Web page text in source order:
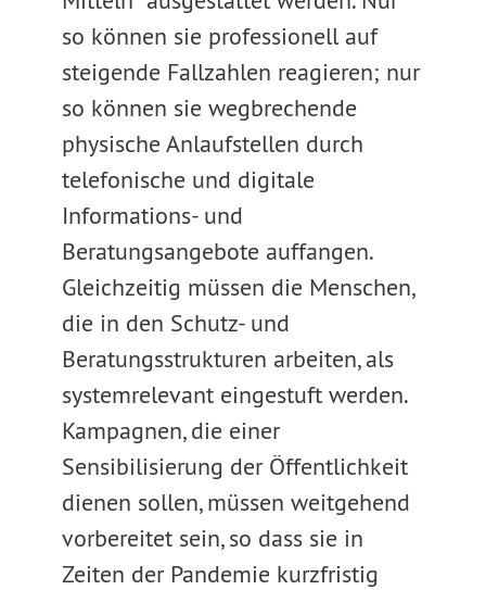
so können sie professionell auf
steigende Fallzahlen reagieren; nur
so können sie wegbrechende
physische Anlaufstellen durch
telefonische und digitale
Informations- und
Beratungsangebote auffangen.
Gleichzeitig müssen die Menschen,
die in den Schutz- und
Beratungsstrukturen arbeiten, als
systemrelevant eingestuft werden.
Kampagnen, die einer
Sensibilisierung der Öffentlichkeit
dienen sollen, müssen weitgehend
vorbereitet sein, so dass sie in
Zeiten der Pandemie kurzfristig